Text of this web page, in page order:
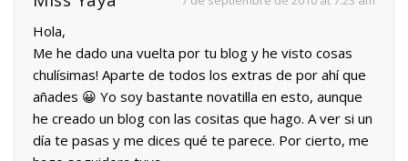
Hola,
Me he dado una vuelta por tu blog y he visto cosas
chulísimas! Aparte de todos los extras de por ahí que
añades 😀 Yo soy bastante novatilla en esto, aunque
he creado un blog con las cositas que hago. A ver si un
día te pasas y me dices qué te parece. Por cierto, me